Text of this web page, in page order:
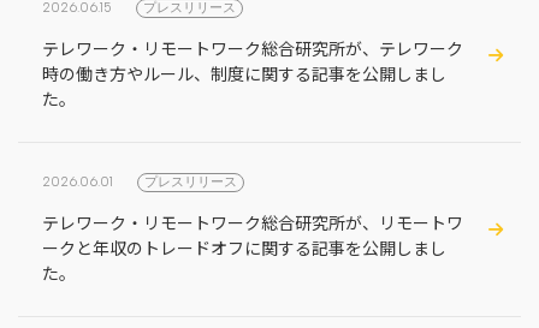
2026.06.15 プレスリリース
テレワーク・リモートワーク総合研究所が、テレワーク
時の働き方やルール、制度に関する記事を公開しまし
た。
2026.06.01 プレスリリース
テレワーク・リモートワーク総合研究所が、リモートワ
ークと年収のトレードオフに関する記事を公開しまし
た。